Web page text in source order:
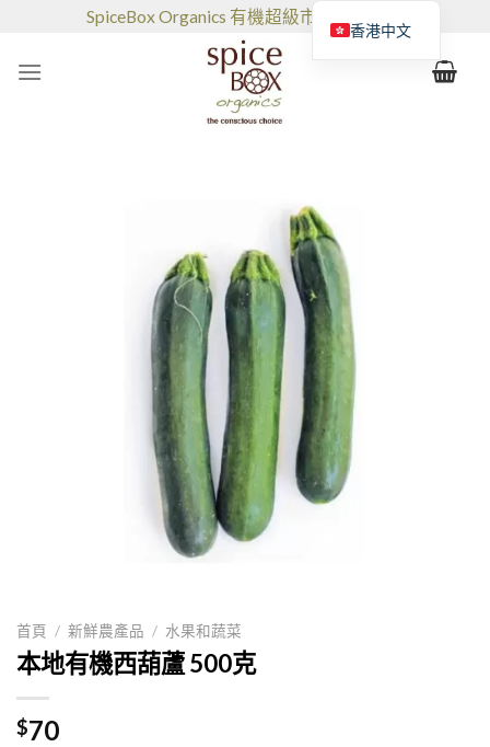
SpiceBox Organics 有機超級市場和咖啡館
首頁 / 新鮮農產品 / 水果和蔬菜
本地有機西葫蘆 500克
$70
香港中文